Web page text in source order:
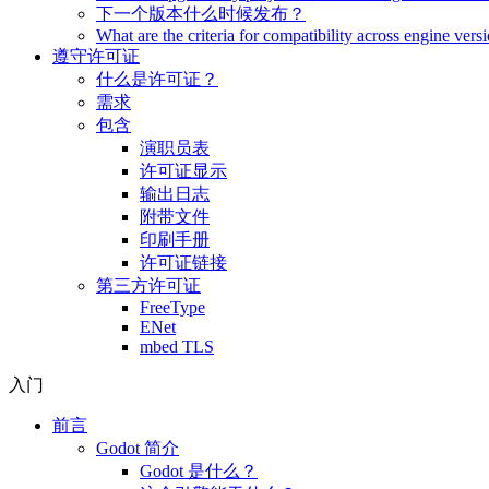
下一个版本什么时候发布？
What are the criteria for compatibility across engine
遵守许可证
什么是许可证？
需求
包含
演职员表
许可证显示
输出日志
附带文件
印刷手册
许可证链接
第三方许可证
FreeType
ENet
mbed TLS
入门
前言
Godot 简介
Godot 是什么？